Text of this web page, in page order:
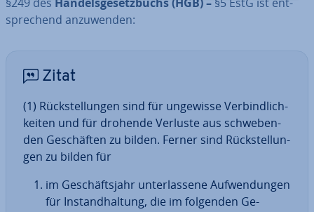
spre­chend an­zu­wen­den:
Zitat
(1) Rück­stel­lun­gen sind für ungewisse Ver­bind­lich­
kei­ten und für drohende Verluste aus schwe­ben­
den Ge­schäf­ten zu bilden. Ferner sind Rück­stel­lun­
gen zu bilden für
im Ge­schäfts­jahr un­ter­las­se­ne Auf­wen­dun­gen
für In­stand­hal­tung, die im folgenden Ge­